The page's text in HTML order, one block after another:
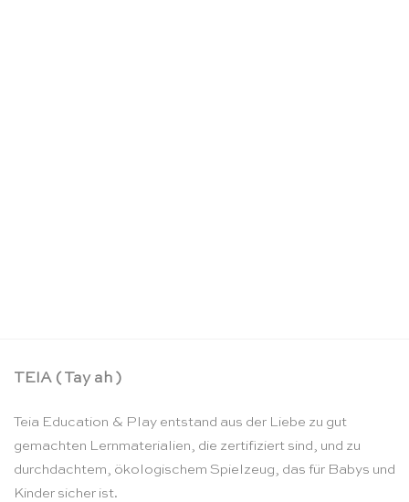
TEIA ( Tay ah )
Teia Education & Play entstand aus der Liebe zu gut
gemachten Lernmaterialien, die zertifiziert sind, und zu
durchdachtem, ökologischem Spielzeug, das für Babys und
Kinder sicher ist.